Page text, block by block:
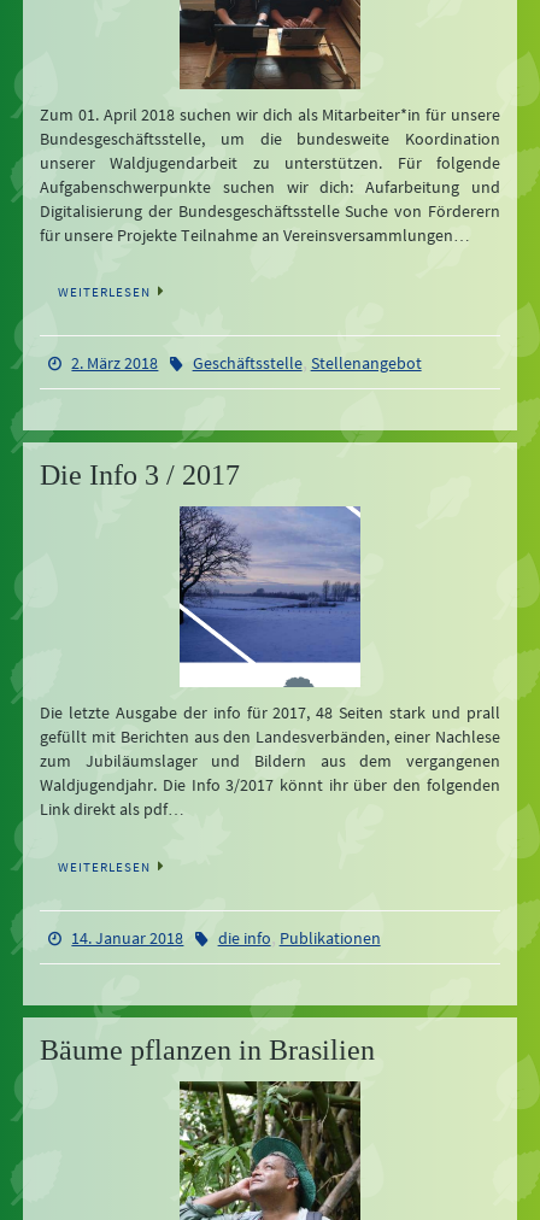
Zum 01. April 2018 suchen wir dich als Mitarbeiter*in für unsere
Bundesgeschäftsstelle, um die bundesweite Koordination
unserer Waldjugendarbeit zu unterstützen. Für folgende
Aufgabenschwerpunkte suchen wir dich: Aufarbeitung und
Digitalisierung der Bundesgeschäftsstelle Suche von Förderern
für unsere Projekte Teilnahme an Vereinsversammlungen…
WEITERLESEN
2. März 2018 Geschäftsstelle, Stellenangebot
Die Info 3 / 2017
Die letzte Ausgabe der info für 2017, 48 Seiten stark und prall
gefüllt mit Berichten aus den Landesverbänden, einer Nachlese
zum Jubiläumslager und Bildern aus dem vergangenen
Waldjugendjahr. Die Info 3/2017 könnt ihr über den folgenden
Link direkt als pdf…
WEITERLESEN
14. Januar 2018 die info, Publikationen
Bäume pflanzen in Brasilien